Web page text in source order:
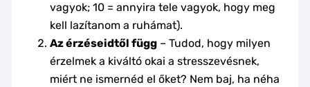
vagyok; 10 = annyira tele vagyok, hogy meg
kell lazítanom a ruhámat).
Az érzéseidtől függ – Tudod, hogy milyen
érzelmek a kiváltó okai a stresszevésnek,
miért ne ismernéd el őket? Nem baj, ha néha